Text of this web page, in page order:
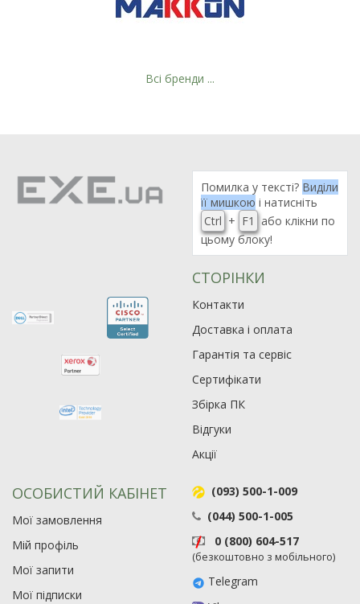
Всі бренди ...
Помилка у тексті? Виділи
її мишкою і натисніть
Ctrl + F1
або клікни по
цьому блоку!
СТОРІНКИ
Контакти
Доставка і оплата
Гарантія та сервіс
Сертифікати
Збірка ПК
Відгуки
Акції
ОСОБИСТИЙ КАБІНЕТ
Мої замовлення
Мій профіль
Мої запити
Мої підписки
(093) 500-1-009
(044) 500-1-005
0 (800) 604-517
(безкоштовно з мобільного)
Telegram